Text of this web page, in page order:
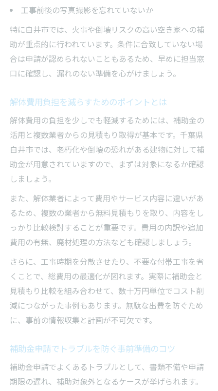
工事前後の写真撮影を忘れていないか
特に白井市では、火事や倒壊リスクの高い空き家への補
助が重点的に行われています。条件に合致していない場
合は申請が認められないこともあるため、早めに担当窓
口に確認し、漏れのない準備を心がけましょう。
解体費用負担を減らすためのポイントとは
解体費用の負担を少しでも軽減するためには、補助金の
活用と複数業者からの見積もり取得が基本です。千葉県
白井市では、老朽化や倒壊の恐れがある建物に対して補
助金が用意されていますので、まずは対象になるか確認
しましょう。
また、解体業者によって費用やサービス内容に違いがあ
るため、複数の業者から無料見積もりを取り、内容をし
っかり比較検討することが重要です。費用の内訳や追加
費用の有無、廃材処理の方法なども確認しましょう。
さらに、工事時期を分散させたり、不要な付帯工事を省
くことで、総費用の最適化が図れます。実際に補助金と
見積もり比較を組み合わせて、数十万円単位でコスト削
減につながった事例もあります。無駄な出費を防ぐため
に、事前の情報収集と計画が不可欠です。
補助金申請でトラブルを防ぐ事前準備のコツ
補助金申請でよくあるトラブルとして、書類不備や申請
期限の遅れ、補助対象外となるケースが挙げられます。